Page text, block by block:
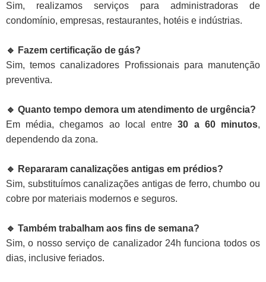
Sim, realizamos serviços para administradoras de
condomínio, empresas, restaurantes, hotéis e indústrias.
🔹 Fazem certificação de gás?
Sim, temos canalizadores Profissionais para manutenção
preventiva.
🔹 Quanto tempo demora um atendimento de urgência?
Em média, chegamos ao local entre30 a 60 minutos,
dependendo da zona.
🔹 Repararam canalizações antigas em prédios?
Sim, substituímos canalizações antigas de ferro, chumbo ou
cobre por materiais modernos e seguros.
🔹 Também trabalham aos fins de semana?
Sim, o nosso serviço de canalizador 24h funciona todos os
dias, inclusive feriados.